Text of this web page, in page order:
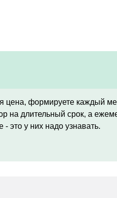
цена, формируете каждый
на длительный срок, а
это у них надо узнавать.